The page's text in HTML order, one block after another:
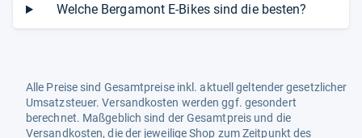
Welche Bergamont E-Bikes sind die besten?
Alle Preise sind Gesamtpreise inkl. aktuell geltender gesetzlicher
Umsatzsteuer. Versandkosten werden ggf. gesondert
berechnet. Maßgeblich sind der Gesamtpreis und die
Versandkosten, die der jeweilige Shop zum Zeitpunkt des